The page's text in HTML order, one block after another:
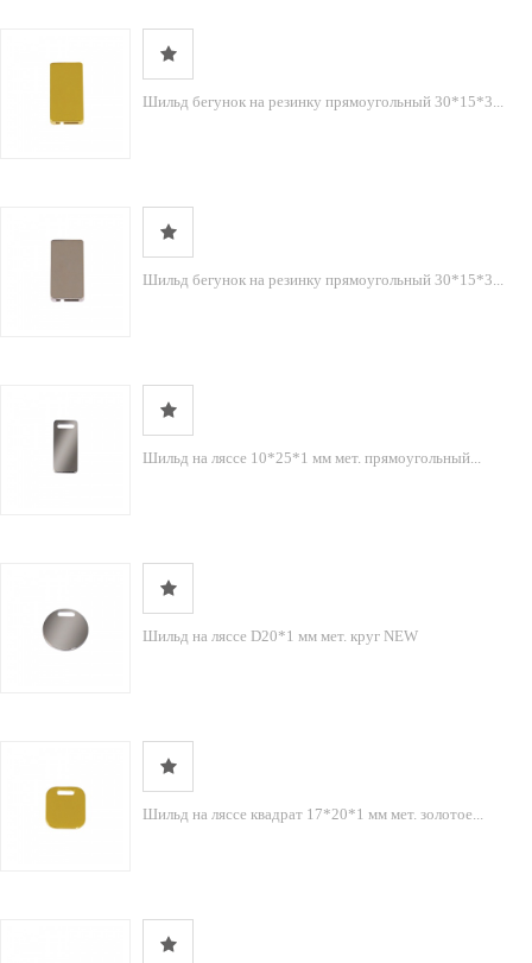
Шильд бегунок на резинку прямоугольный 30*15*3...
Шильд бегунок на резинку прямоугольный 30*15*3...
Шильд на ляссе 10*25*1 мм мет. прямоугольный...
Шильд на ляссе D20*1 мм мет. круг NEW
Шильд на ляссе квадрат 17*20*1 мм мет. золотое...